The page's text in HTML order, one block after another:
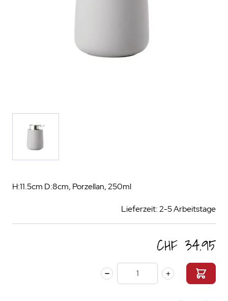
H:11.5cm D:8cm, Porzellan, 250ml
Lieferzeit: 2-5 Arbeitstage
CHF 34.95
Menge